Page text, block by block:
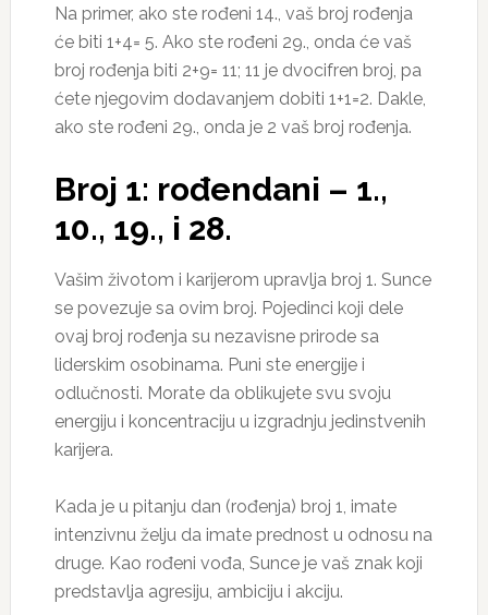
Na primer, ako ste rođeni 14., vaš broj rođenja
će biti 1+4= 5. Ako ste rođeni 29., onda će vaš
broj rođenja biti 2+9= 11; 11 je dvocifren broj, pa
ćete njegovim dodavanjem dobiti 1+1=2. Dakle,
ako ste rođeni 29., onda je 2 vaš broj rođenja.
Broj 1: rođendani – 1.,
10., 19., i 28.
Vašim životom i karijerom upravlja broj 1. Sunce
se povezuje sa ovim broj. Pojedinci koji dele
ovaj broj rođenja su nezavisne prirode sa
liderskim osobinama. Puni ste energije i
odlučnosti. Morate da oblikujete svu svoju
energiju i koncentraciju u izgradnju jedinstvenih
karijera.
Kada je u pitanju dan (rođenja) broj 1, imate
intenzivnu želju da imate prednost u odnosu na
druge. Kao rođeni vođa, Sunce je vaš znak koji
predstavlja agresiju, ambiciju i akciju.